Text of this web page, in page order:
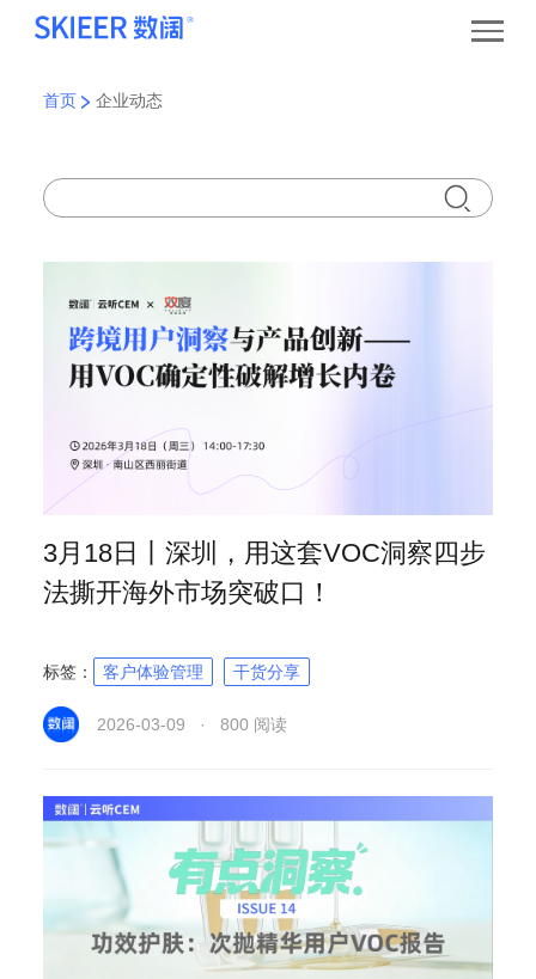
首页 企业动态
3月18日丨深圳，用这套VOC洞察四步
法撕开海外市场突破口！
标签： 客户体验管理 干货分享
2026-03-09 · 800 阅读